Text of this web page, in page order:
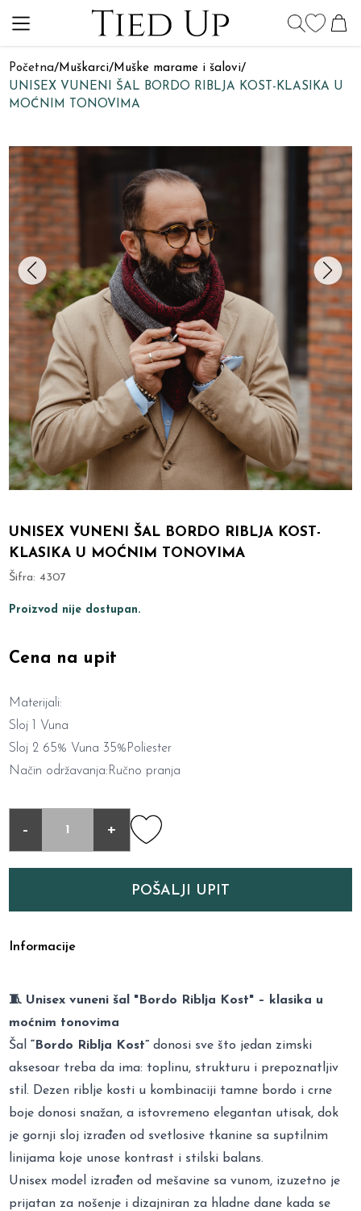
Početna/Muškarci/Muške marame i šalovi/
UNISEX VUNENI ŠAL BORDO RIBLJA KOST-KLASIKA U
MOĆNIM TONOVIMA
UNISEX VUNENI ŠAL BORDO RIBLJA KOST-
KLASIKA U MOĆNIM TONOVIMA
Šifra:4307
Proizvod nije dostupan.
Cena na upit
Materijali:
Sloj 1 Vuna
Sloj 2 65% Vuna 35%Poliester
Način održavanja:Ručno pranja
- +
POŠALJI UPIT
Informacije
🧵 Unisex vuneni šal "Bordo Riblja Kost" – klasika u
moćnim tonovima
Šal“Bordo Riblja Kost” donosi sve što jedan zimski
aksesoar treba da ima: toplinu, strukturu i prepoznatljiv
stil. Dezen riblje kosti u kombinaciji tamne bordo i crne
boje donosi snažan, a istovremeno elegantan utisak, dok
je gornji sloj izrađen od svetlosive tkanine sa suptilnim
linijama koje unose kontrast i stilski balans.
Unisex model izrađen od mešavine sa vunom, izuzetno je
prijatan za nošenje i dizajniran za hladne dane kada se